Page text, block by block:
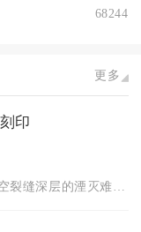
68244
更多
印